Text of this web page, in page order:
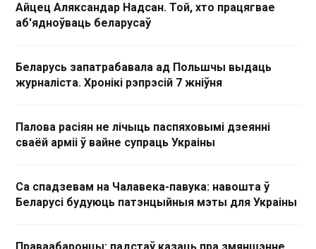
Айцец Аляксандар Надсан. Той, хто працягвае
аб'ядноўваць беларусаў
Беларусь запатрабавала ад Польшчы выдаць
журналіста. Хронікі рэпрэсій 7 жніўня
Палова расіян не лічыць паспяховымі дзеянні
сваёй арміі ў вайне супраць Украіны
Са спадзевам на Чалавека-павука: навошта ў
Беларусі будуюць патэнцыйныя мэты для Украіны